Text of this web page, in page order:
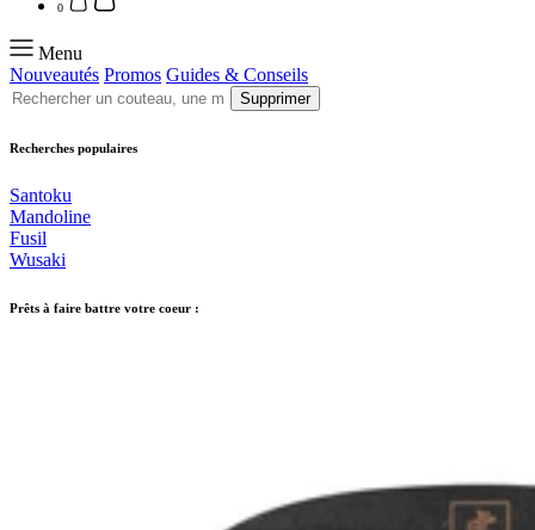
0
Menu
Nouveautés Promos Guides & Conseils
Supprimer
Recherches populaires
Santoku
Mandoline
Fusil
Wusaki
Prêts à faire battre votre coeur :